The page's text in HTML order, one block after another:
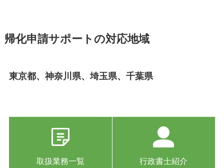
帰化申請サポートの対応地域
東京都、神奈川県、埼玉県、千葉県
取扱業務一覧 行政書士紹介